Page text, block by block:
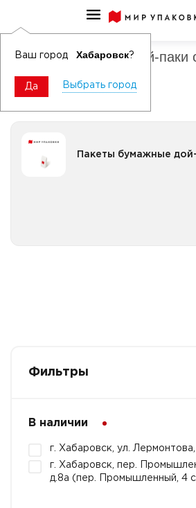
Ваш город Хабаровск?
Да Выбрать город
Пакеты бумажные дой-паки
Пакеты бумажные
Фильтры
В наличии
г. Хабаровск, ул.
г. Хабаровск, пер.
д.8а (пер. Промышленный, 4